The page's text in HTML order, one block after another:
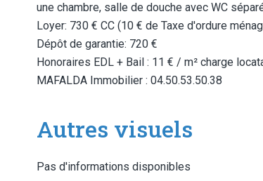
une chambre, salle de douche avec WC
Loyer: 730 € CC (10 € de Taxe d'ordure
Dépôt de garantie: 720 €
Honoraires EDL + Bail : 11 € / m² charge
MAFALDA Immobilier : 04.50.53.50.38
Autres visuels
Pas d'informations disponibles